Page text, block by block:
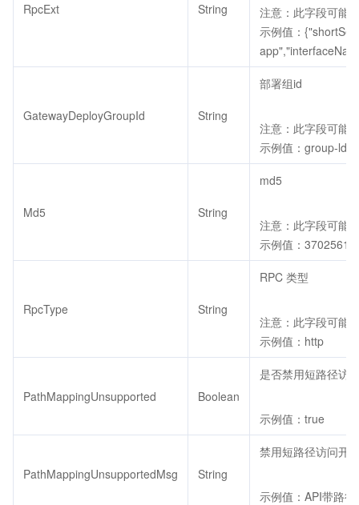
RpcExt String
注意：此字段可能
示例值：
GatewayDeployGroupId String
部署组id
注意：此字段可能
示例值：group-
Md5 String
md5
注意：此字段可能
示例值：
RpcType String
RPC 类型
注意：此字段可能
示例值：http
PathMappingUnsupported Boolean
是否禁用短路径访
示例值：true
PathMappingUnsupportedMsg String
禁用短路径访问开
示例值：API带路